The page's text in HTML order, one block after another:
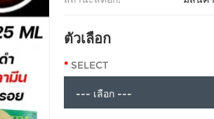
ตัวเลือก
SELECT